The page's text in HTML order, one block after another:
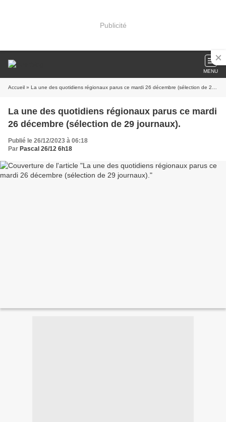
Publicité
MENU
Accueil » La une des quotidiens régionaux parus ce mardi 26 décembre (sélection de 29 journaux).
La une des quotidiens régionaux parus ce mardi
26 décembre (sélection de 29 journaux).
Publié le 26/12/2023 à 06:18
Par Pascal 26/12 6h18